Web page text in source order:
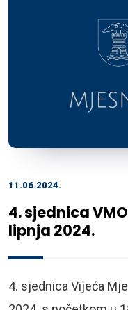
11.06.2024.
4. sjednica
lipnja 2024.
4. sjednica Vijeća